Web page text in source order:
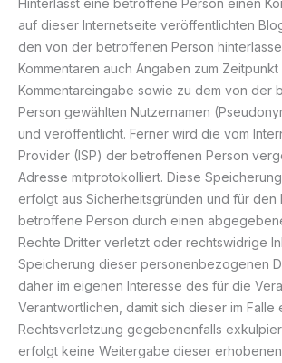
auf dieser Internetseite veröffentlichten
den von der betroffenen Person
Kommentaren auch Angaben zum
Kommentareingabe sowie zu dem von der
Person gewählten Nutzernamen
und veröffentlicht. Ferner wird die vom
Provider (ISP) der betroffenen Person
Adresse mitprotokolliert. Diese
erfolgt aus Sicherheitsgründen und für den
betroffene Person durch einen
Rechte Dritter verletzt oder rechtswidrige
Speicherung dieser personenbezogenen
daher im eigenen Interesse des für die
Verantwortlichen, damit sich dieser im Falle
Rechtsverletzung gegebenenfalls
erfolgt keine Weitergabe dieser erhobenen